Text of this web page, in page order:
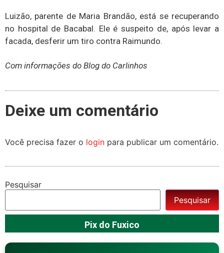
Luizão, parente de Maria Brandão, está se recuperando
no hospital de Bacabal. Ele é suspeito de, após levar a
facada, desferir um tiro contra Raimundo.
Com informações do Blog do Carlinhos
Deixe um comentário
Você precisa fazer o login para publicar um comentário.
Pesquisar
Pesquisar
Pix do Fuxico